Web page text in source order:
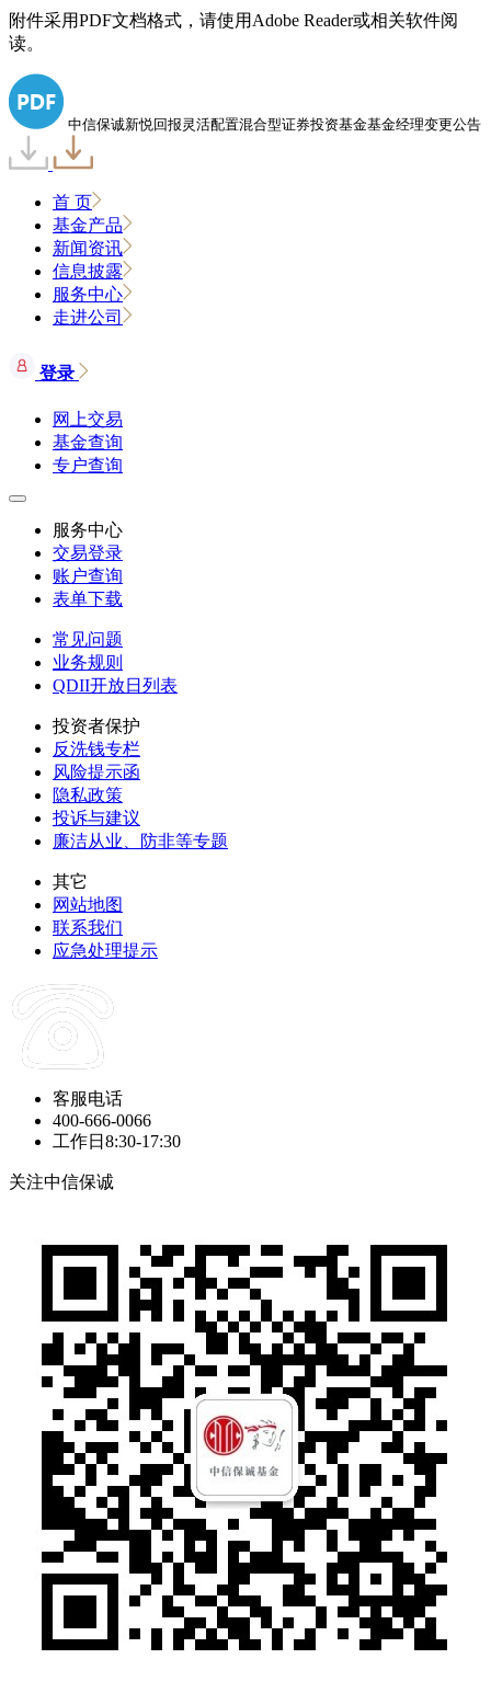
附件采用PDF文档格式，请使用Adobe Reader或相关软件阅
读。
中信保诚新悦回报灵活配置混合型证券投资基金基金经理变更公告
首 页
基金产品
新闻资讯
信息披露
服务中心
走进公司
登录
网上交易
基金查询
专户查询
服务中心
交易登录
账户查询
表单下载
常见问题
业务规则
QDII开放日列表
投资者保护
反洗钱专栏
风险提示函
隐私政策
投诉与建议
廉洁从业、防非等专题
其它
网站地图
联系我们
应急处理提示
客服电话
400-666-0066
工作日8:30-17:30
关注中信保诚